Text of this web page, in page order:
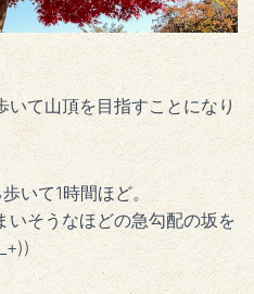
いて山頂を目指すことになり
いて1時間ほど。
いそうなほどの急勾配の坂を